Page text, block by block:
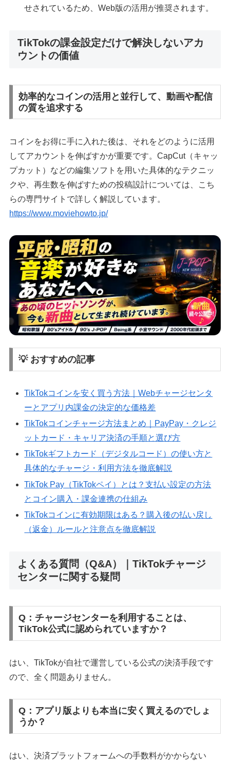
せされているため、Web版の活用が推奨されます。
TikTokの課金設定だけで解決しないアカ
ウントの価値
効率的なコインの活用と並行して、動画や配信
の質を追求する
コインをお得に手に入れた後は、それをどのように活用
してアカウントを伸ばすかが重要です。CapCut（キャッ
プカット）などの編集ソフトを用いた具体的なテクニッ
クや、再生数を伸ばすための投稿設計については、こち
らの専門サイトで詳しく解説しています。
https://www.moviehowto.jp/
💡 おすすめの記事
TikTokコインを安く買う方法｜Webチャージセンタ
ーとアプリ内課金の決定的な価格差
TikTokコインチャージ方法まとめ｜PayPay・クレジ
ットカード・キャリア決済の手順と選び方
TikTokギフトカード（デジタルコード）の使い方と
具体的なチャージ・利用方法を徹底解説
TikTok Pay（TikTokペイ）とは？支払い設定の方法
とコイン購入・課金連携の仕組み
TikTokコインに有効期限はある？購入後の払い戻し
（返金）ルールと注意点を徹底解説
よくある質問（Q&A）｜TikTokチャージ
センターに関する疑問
Q：チャージセンターを利用することは、
TikTok公式に認められていますか？
はい、TikTokが自社で運営している公式の決済手段です
ので、全く問題ありません。
Q：アプリ版よりも本当に安く買えるのでしょ
うか？
はい、決済プラットフォームへの手数料がかからない